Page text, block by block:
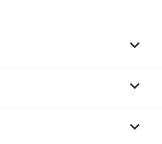


